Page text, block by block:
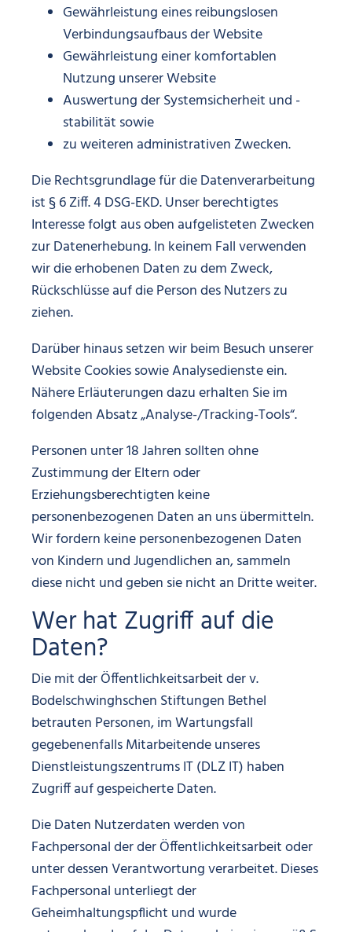
Gewährleistung eines reibungslosen
Verbindungsaufbaus der Website
Gewährleistung einer komfortablen
Nutzung unserer Website
Auswertung der Systemsicherheit und -
stabilität sowie
zu weiteren administrativen Zwecken.
Die Rechtsgrundlage für die Datenverarbeitung
ist § 6 Ziff. 4 DSG-EKD. Unser berechtigtes
Interesse folgt aus oben aufgelisteten Zwecken
zur Datenerhebung. In keinem Fall verwenden
wir die erhobenen Daten zu dem Zweck,
Rückschlüsse auf die Person des Nutzers zu
ziehen.
Darüber hinaus setzen wir beim Besuch unserer
Website Cookies sowie Analysedienste ein.
Nähere Erläuterungen dazu erhalten Sie im
folgenden Absatz „Analyse-/Tracking-Tools“.
Personen unter 18 Jahren sollten ohne
Zustimmung der Eltern oder
Erziehungsberechtigten keine
personenbezogenen Daten an uns übermitteln.
Wir fordern keine personenbezogenen Daten
von Kindern und Jugendlichen an, sammeln
diese nicht und geben sie nicht an Dritte weiter.
Wer hat Zugriff auf die
Daten?
Die mit der Öffentlichkeitsarbeit der v.
Bodelschwinghschen Stiftungen Bethel
betrauten Personen, im Wartungsfall
gegebenenfalls Mitarbeitende unseres
Dienstleistungszentrums IT (DLZ IT) haben
Zugriff auf gespeicherte Daten.
Die Daten Nutzerdaten werden von
Fachpersonal der der Öffentlichkeitsarbeit oder
unter dessen Verantwortung verarbeitet. Dieses
Fachpersonal unterliegt der
Geheimhaltungspflicht und wurde